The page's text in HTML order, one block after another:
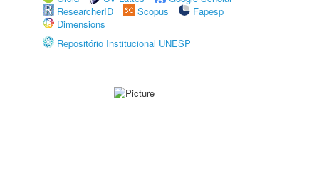
ResearcherID
Scopus
Fapesp
Dimensions
Repositório Institucional UNESP